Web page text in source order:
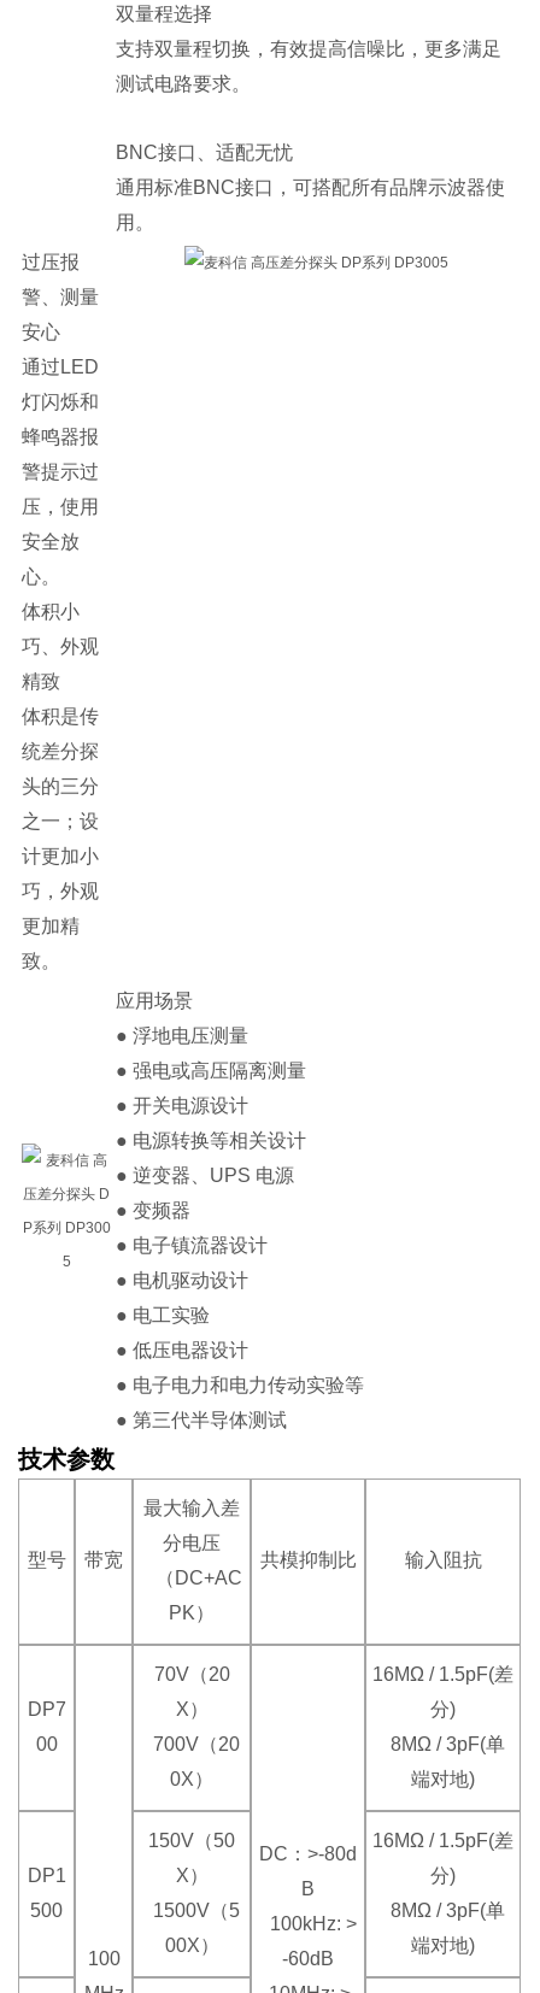
双量程选择
支持双量程切换，有效提高信噪比，更多满足
测试电路要求。
BNC接口、适配无忧
通用标准BNC接口，可搭配所有品牌示波器使
用。
过压报
警、测量
安心
通过LED
灯闪烁和
蜂鸣器报
警提示过
压，使用
安全放
心。
体积小
巧、外观
精致
体积是传
统差分探
头的三分
之一；设
计更加小
巧，外观
更加精
致。
应用场景
● 浮地电压测量
● 强电或高压隔离测量
● 开关电源设计
● 电源转换等相关设计
● 逆变器、UPS 电源
● 变频器
● 电子镇流器设计
● 电机驱动设计
● 电工实验
● 低压电器设计
● 电子电力和电力传动实验等
● 第三代半导体测试
技术参数
型号 带宽
最大输入差
分电压
（DC+AC
PK）
共模抑制比 输入阻抗
DP7
00
100
70V（20
X）
700V（20
0X）
DC：>-80d
B
100kHz: >
-60dB
16MΩ / 1.5pF(差
分)
8MΩ / 3pF(单
端对地)
DP1
500
150V（50
X）
1500V（5
00X）
16MΩ / 1.5pF(差
分)
8MΩ / 3pF(单
端对地)